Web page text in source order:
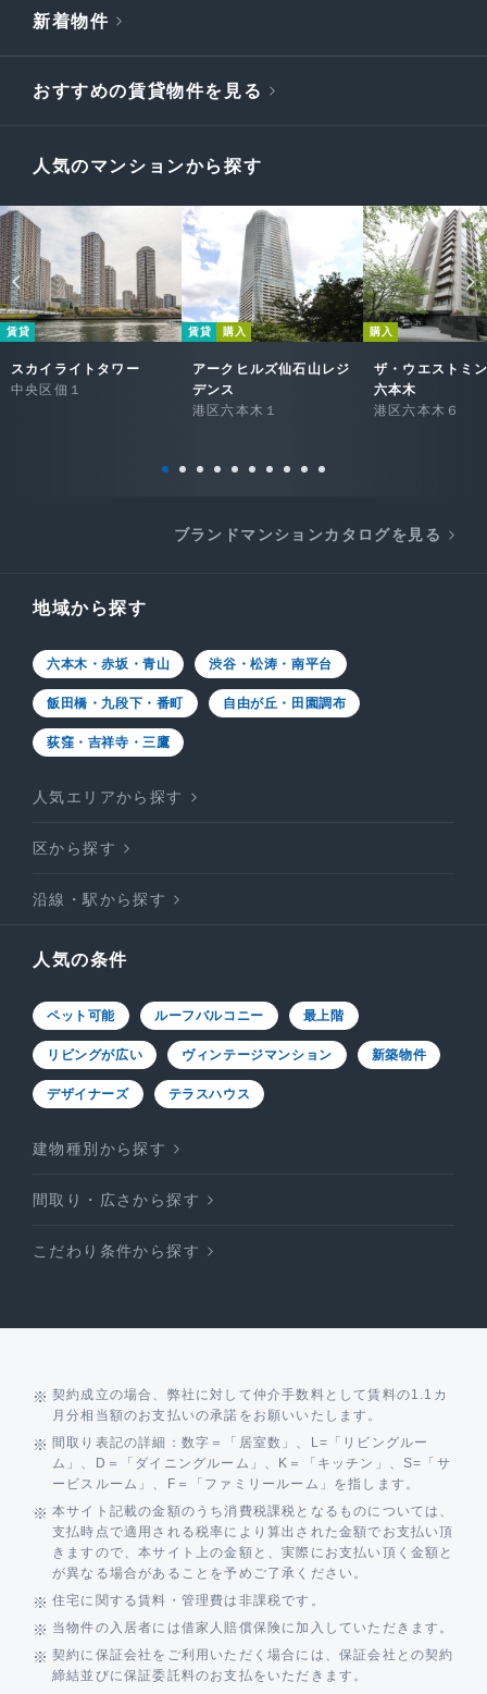
新着物件
おすすめの賃貸物件を見る
人気のマンションから探す
賃貸
スカイライトタワー
中央区佃１
賃貸 購入
アークヒルズ仙石山レジ
デンス
港区六本木１
購入
ザ・ウエストミ
六本木
港区六本木６
ブランドマンションカタログを見る
地域から探す
六本木・赤坂・青山 渋谷・松涛・南平台
飯田橋・九段下・番町 自由が丘・田園調布
荻窪・吉祥寺・三鷹
人気エリアから探す
区から探す
沿線・駅から探す
人気の条件
ペット可能 ルーフバルコニー 最上階
リビングが広い ヴィンテージマンション 新築物件
デザイナーズ テラスハウス
建物種別から探す
間取り・広さから探す
こだわり条件から探す
契約成立の場合、弊社に対して仲介手数料として賃料の1.1カ
月分相当額のお支払いの承諾をお願いいたします。
間取り表記の詳細：数字＝「居室数」、L=「リビングルー
ム」、D＝「ダイニングルーム」、K＝「キッチン」、S=「サ
ービスルーム」、F＝「ファミリールーム」を指します。
本サイト記載の金額のうち消費税課税となるものについては、
支払時点で適用される税率により算出された金額でお支払い頂
きますので、本サイト上の金額と、実際にお支払い頂く金額と
が異なる場合があることを予めご了承ください。
住宅に関する賃料・管理費は非課税です。
当物件の入居者には借家人賠償保険に加入していただきます。
契約に保証会社をご利用いただく場合には、保証会社との契約
締結並びに保証委託料のお支払をいただきます。